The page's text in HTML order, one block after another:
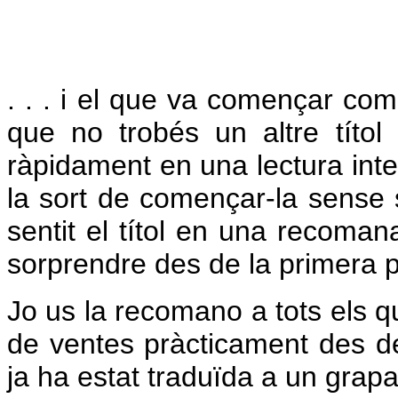
. . . i el que va començar
que no trobés un altre títol
ràpidament en una lectura
la sort de començar-la sense
sentit el títol en una
sorprendre des de la primera
Jo us la recomano a tots els
de ventes pràcticament des
ja ha estat traduïda a un